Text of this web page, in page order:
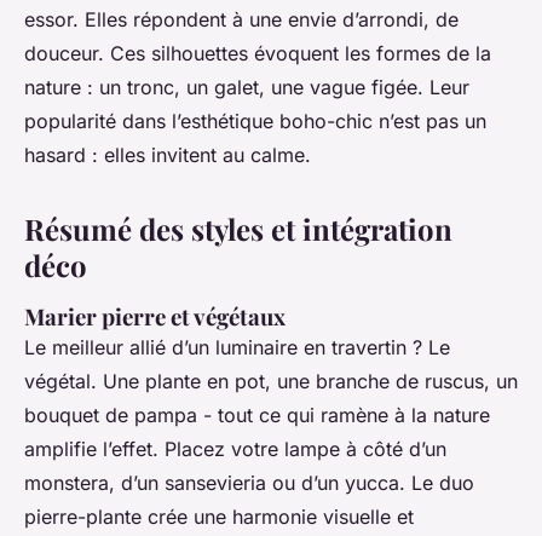
essor. Elles répondent à une envie d’arrondi, de
douceur. Ces silhouettes évoquent les formes de la
nature : un tronc, un galet, une vague figée. Leur
popularité dans l’esthétique boho-chic n’est pas un
hasard : elles invitent au calme.
Résumé des styles et intégration
déco
Marier pierre et végétaux
Le meilleur allié d’un luminaire en travertin ? Le
végétal. Une plante en pot, une branche de ruscus, un
bouquet de pampa - tout ce qui ramène à la nature
amplifie l’effet. Placez votre lampe à côté d’un
monstera, d’un sansevieria ou d’un yucca. Le duo
pierre-plante crée une harmonie visuelle et